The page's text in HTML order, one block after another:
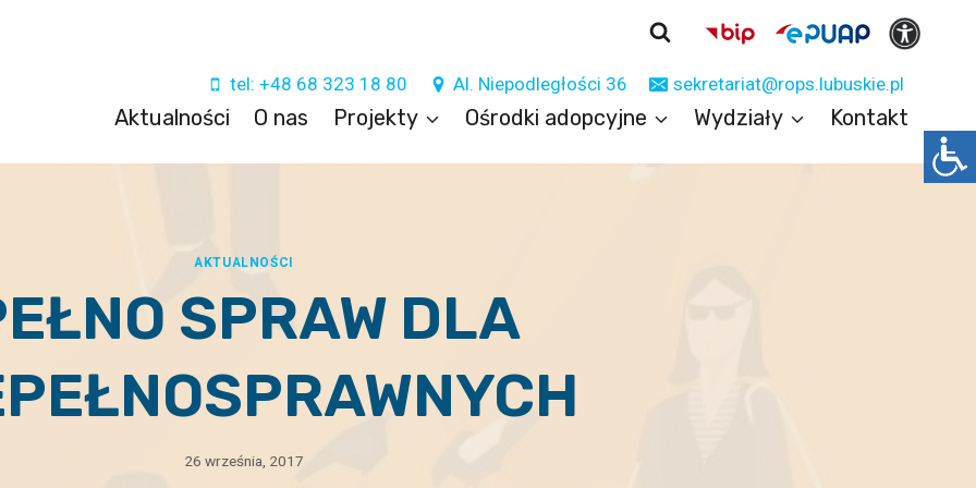
tel: +48 68 323 18 80 Al. Niepodległości 36 sekretariat@rops.lubuskie.pl
Aktualności O nas Projekty Ośrodki adopcyjne Wydziały Kontakt
AKTUALNOŚCI
SPRAW DLA
26 września, 2017